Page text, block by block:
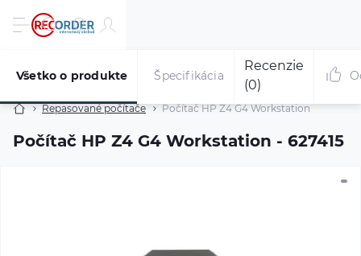
Repasované počítače Počítač HP Z4 G4 Workstation
Počítač HP Z4 G4 Workstation - 627415
Všetko o produkte Špecifikácia
Recenzie
(0)